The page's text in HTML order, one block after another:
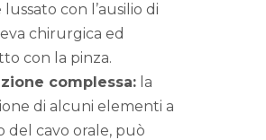
lussato con l’ausilio di
chirurgica ed
con la pinza.
complessa:la
di alcuni elementi a
del cavo orale, può